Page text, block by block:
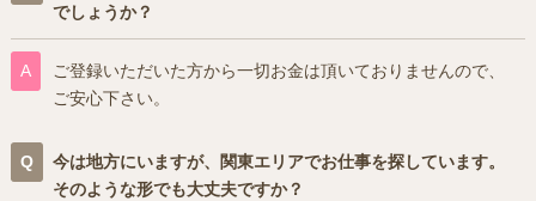
でしょうか？
ご登録いただいた方から一切お金は頂いておりませんので、
ご安心下さい。
今は地方にいますが、関東エリアでお仕事を探しています。
そのような形でも大丈夫ですか？